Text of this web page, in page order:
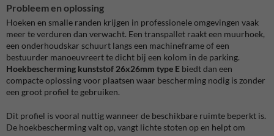
Probleem en oplossing
Hoeken en smalle randen krijgen in professionele omgevingen vaak
meer te verduren dan verwacht. Een transpallet raakt een muurhoek,
een onderhoudskar schuurt langs een machineframe of een
bestuurder manoeuvreert te dicht bij een kolom in de parking.
Hoekbescherming kunststof 26x26mm type E biedt dan een
compacte oplossing voor plaatsen waar bescherming nodig is zonder
een groot profiel te gebruiken.
Dit profiel is vooral nuttig wanneer de beschikbare ruimte beperkt is.
De hoekbescherming valt op, vangt lichte stoten op en helpt om